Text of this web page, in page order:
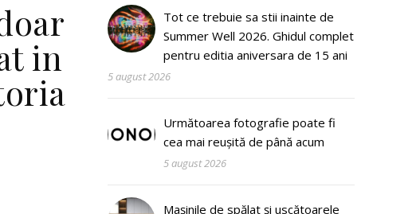
in
Tot ce trebuie sa stii inainte de
Summer Well 2026. Ghidul complet
pentru editia aniversara de 15 ani
5 august 2026
Următoarea fotografie poate fi
cea mai reușită de până acum
5 august 2026
Mașinile de spălat și uscătoarele